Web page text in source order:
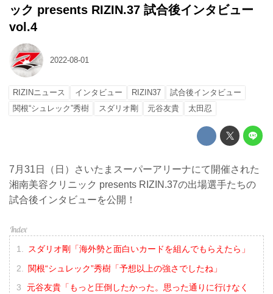
ック presents RIZIN.37 試合後インタビュー
vol.4
2022-08-01
RIZINニュース インタビュー RIZIN37
試合後インタビュー
関根“シュレック”秀樹
スダリオ剛 元谷友貴 太田忍
7月31日（日）さいたまスーパーアリーナにて開催された
湘南美容クリニック presents RIZIN.37の出場選手たちの
試合後インタビューを公開！
スダリオ剛「海外勢と面白いカードを組んでもらえたら」
関根“シュレック”秀樹「予想以上の強さでしたね」
元谷友貴「もっと圧倒したかった。思った通りに行けなく